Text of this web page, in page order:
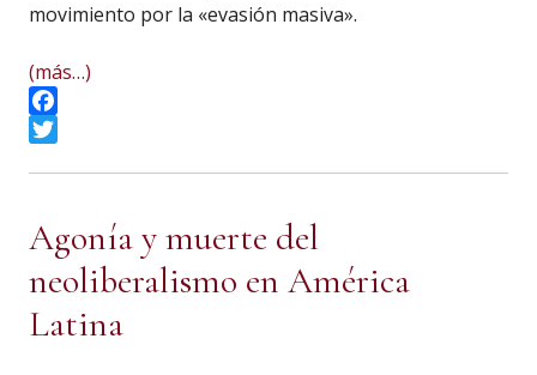
movimiento por la «evasión masiva».
(más…)
Facebook
Agonía y muerte del
neoliberalismo en América
Latina